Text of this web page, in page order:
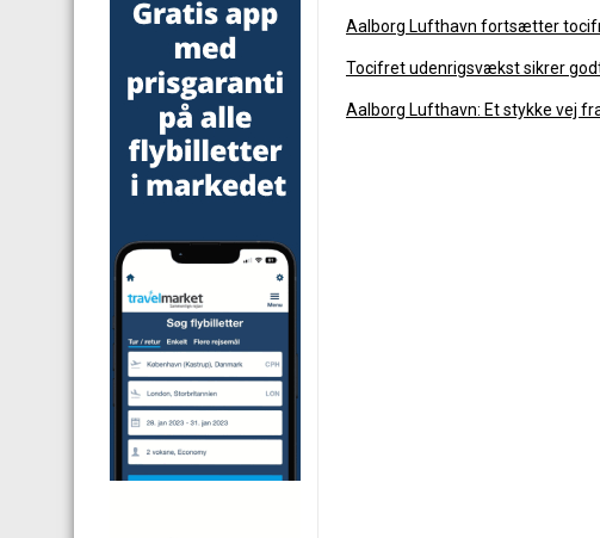
Aalborg Lufthavn fortsætter
Tocifret udenrigsvækst sikrer
Aalborg Lufthavn: Et stykke vej